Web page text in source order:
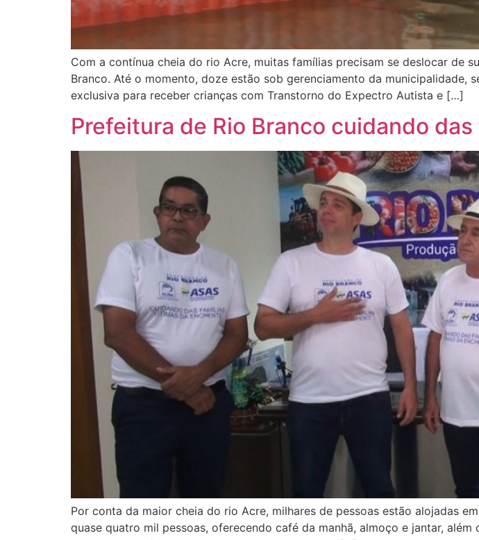
Com a contínua cheia do rio Acre, muitas famílias precisam se deslocar de
Branco. Até o momento, doze estão sob gerenciamento da municipalidade,
exclusiva para receber crianças com Transtorno do Expectro Autista e […]
Prefeitura de Rio Branco cuidando
Por conta da maior cheia do rio Acre, milhares de pessoas estão alojadas
quase quatro mil pessoas, oferecendo café da manhã, almoço e jantar,